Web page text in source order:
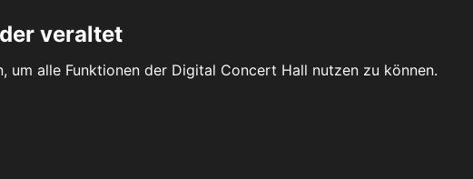
veraltet
um alle Funktionen der Digital Concert Hall nutzen zu können.